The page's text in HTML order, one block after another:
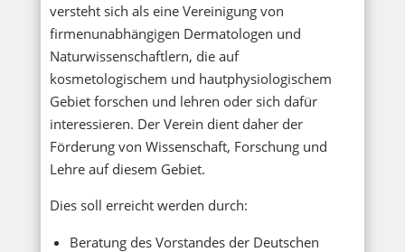
versteht sich als eine Vereinigung von
firmenunabhängigen Dermatologen und
Naturwissenschaftlern, die auf
kosmetologischem und hautphysiologischem
Gebiet forschen und lehren oder sich dafür
interessieren. Der Verein dient daher der
Förderung von Wissenschaft, Forschung und
Lehre auf diesem Gebiet.
Dies soll erreicht werden durch:
Beratung des Vorstandes der Deutschen